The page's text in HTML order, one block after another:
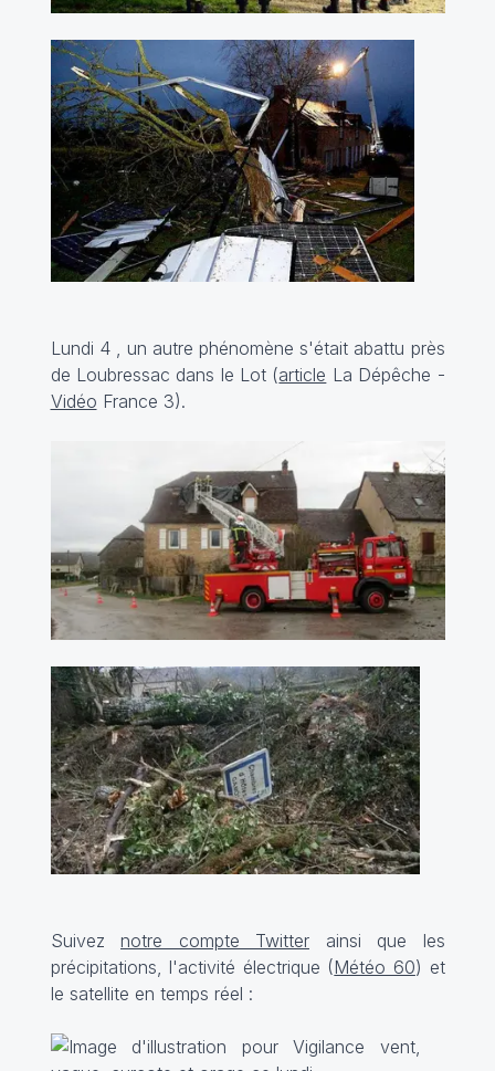
Lundi 4 , un autre phénomène s'était abattu près
de Loubressac dans le Lot (article La Dépêche -
Vidéo France 3).
Suivez notre compte Twitter ainsi que les
précipitations, l'activité électrique (Météo 60) et
le satellite en temps réel :